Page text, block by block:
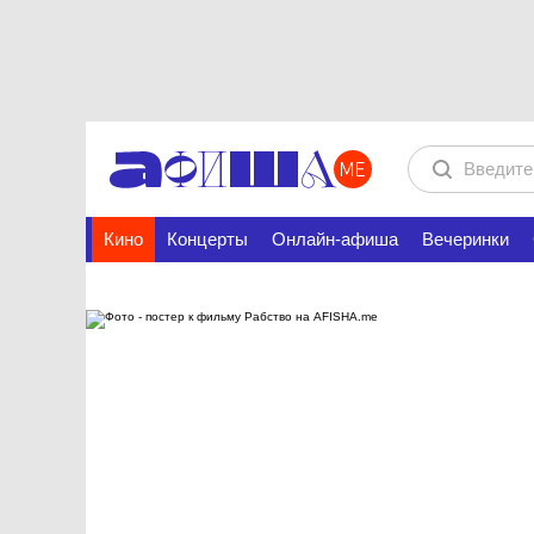
Кино Концерты Онлайн-афиша Вечеринки